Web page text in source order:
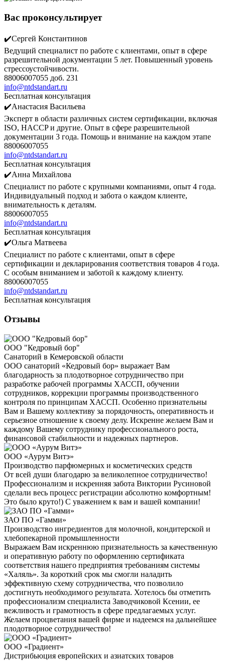
Вас проконсультирует
✔️Сергей Константинов
Ведущий специалист по работе с клиентами, опыт в сфере
разрешительной документации 5 лет. Повышенный уровень
стрессоустойчивости.
88006007055 доб. 231
info@ntdstandart.ru
Бесплатная консультация
✔️Анастасия Васильева
Эксперт в области различных систем сертификации, включая
ISO, HACCP и другие. Опыт в сфере разрешительной
документации 3 года. Помощь и внимание на каждом этапе
88006007055
info@ntdstandart.ru
Бесплатная консультация
✔️Анна Михайлова
Специалист по работе с крупными компаниями, опыт 4 года.
Индивидуальный подход и забота о каждом клиенте,
внимательность к деталям.
88006007055
info@ntdstandart.ru
Бесплатная консультация
✔️Ольга Матвеева
Специалист по работе с клиентами, опыт в сфере
сертификации и декларирования соответствия товаров 4 года.
С особым вниманием и заботой к каждому клиенту.
88006007055
info@ntdstandart.ru
Бесплатная консультация
Отзывы
ООО "Кедровый бор"
Санаторий в Кемеровской области
ООО санаторий «Кедровый бор» выражает Вам
благодарность за плодотворное сотрудничество при
разработке рабочей программы ХАССП, обучении
сотрудников, коррекции программы производственного
контроля по принципам ХАССП. Особенно признательны
Вам и Вашему коллективу за порядочность, оперативность и
серьезное отношение к своему делу. Искренне желаем Вам и
каждому Вашему сотруднику профессионального роста,
финансовой стабильности и надежных партнеров.
ООО «Аурум Витэ»
Производство парфюмерных и косметических средств
От всей души благодарю за великолепное сотрудничество!
Профессионализм и искренняя забота Виктории Русиновой
сделали весь процесс регистрации абсолютно комфортным!
Это было круто!) С уважением к вам и вашей компании!
ЗАО ПО «Гамми»
Производство ингредиентов для молочной, кондитерской и
хлебопекарной промышленности
Выражаем Вам искреннюю признательность за качественную
и оперативную работу по оформлению сертификата
соответствия нашего предприятия требованиям системы
«Халяль». За короткий срок мы смогли наладить
эффективную схему сотрудничества, что позволило
достигнуть необходимого результата. Хотелось бы отметить
профессионализм специалиста Заводчиковой Ксении, ее
вежливость и грамотность в сфере предлагаемых услуг.
Желаем процветания вашей фирме и надеемся на дальнейшее
плодотворное сотрудничество!
ООО «Градиент»
Дистрибьюция европейских и азиатских товаров